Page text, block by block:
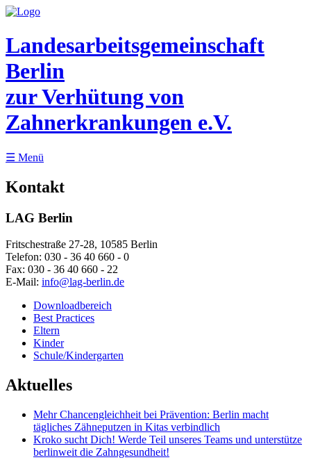
Landesarbeitsgemeinschaft
Berlin
zur Verhütung von
Zahnerkrankungen e.V.
☰ Menü
Kontakt
LAG Berlin
Fritschestraße 27-28, 10585 Berlin
Telefon: 030 - 36 40 660 - 0
Fax: 030 - 36 40 660 - 22
E-Mail: info@lag-berlin.de
Downloadbereich
Best Practices
Eltern
Kinder
Schule/Kindergarten
Aktuelles
Mehr Chancengleichheit bei Prävention: Berlin macht
tägliches Zähneputzen in Kitas verbindlich
Kroko sucht Dich! Werde Teil unseres Teams und unterstütze
berlinweit die Zahngesundheit!